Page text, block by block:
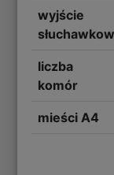
wyjście
liczba
komór
mieści A4